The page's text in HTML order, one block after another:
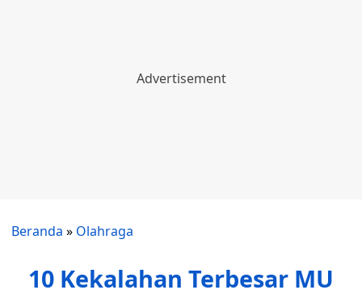
Beranda » Olahraga
10 Kekalahan Terbesar MU